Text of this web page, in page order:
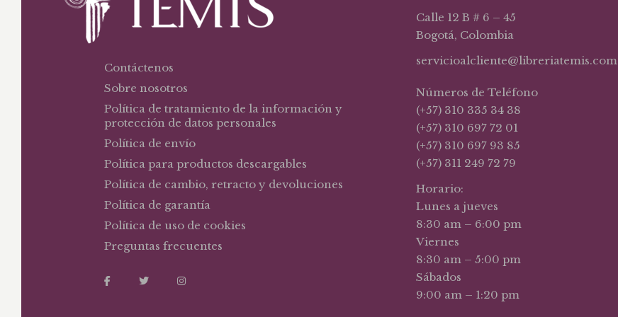
Contáctenos
Sobre nosotros
Política de tratamiento de la información y
protección de datos personales
Política de envío
Política para productos descargables
Política de cambio, retracto y devoluciones
Política de garantía
Política de uso de cookies
Preguntas frecuentes
Calle 12 B # 6 – 45
Bogotá, Colombia
servicioalcliente@libreriatemis.com
Números de Teléfono
(+57) 310 335 34 38
(+57) 310 697 72 01
(+57) 310 697 93 85
(+57) 311 249 72 79
Horario:
Lunes a jueves
8:30 am – 6:00 pm
Viernes
8:30 am – 5:00 pm
Sábados
9:00 am – 1:20 pm